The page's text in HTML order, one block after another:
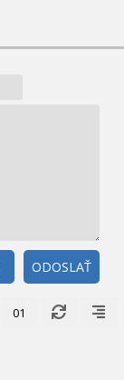
ODOSLAŤ
01